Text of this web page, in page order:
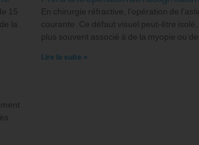
15
la
En chirurgie réfractive, l’opération de
courante. Ce défaut visuel peut-être
plus souvent associé à de la myopie ou de
Lire la suite »